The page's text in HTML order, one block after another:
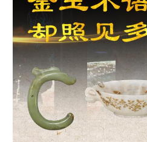
学术中国 乡村振兴
城市 旅游
彩票 娱乐
公益 一带一路
文化产业